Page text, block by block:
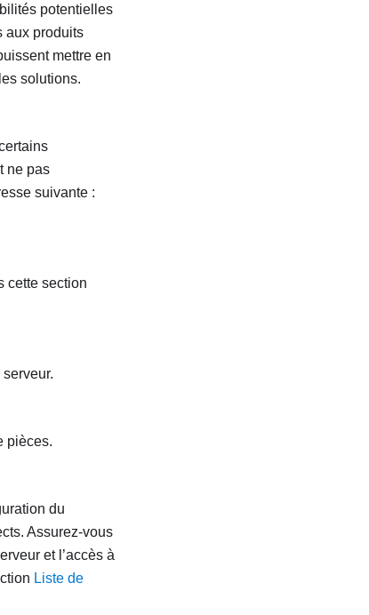
potentielles
aux produits
mettre en
solutions.
ne pas
suivante :
cette section
pièces.
du
Assurez-vous
et l’accès à
Liste de